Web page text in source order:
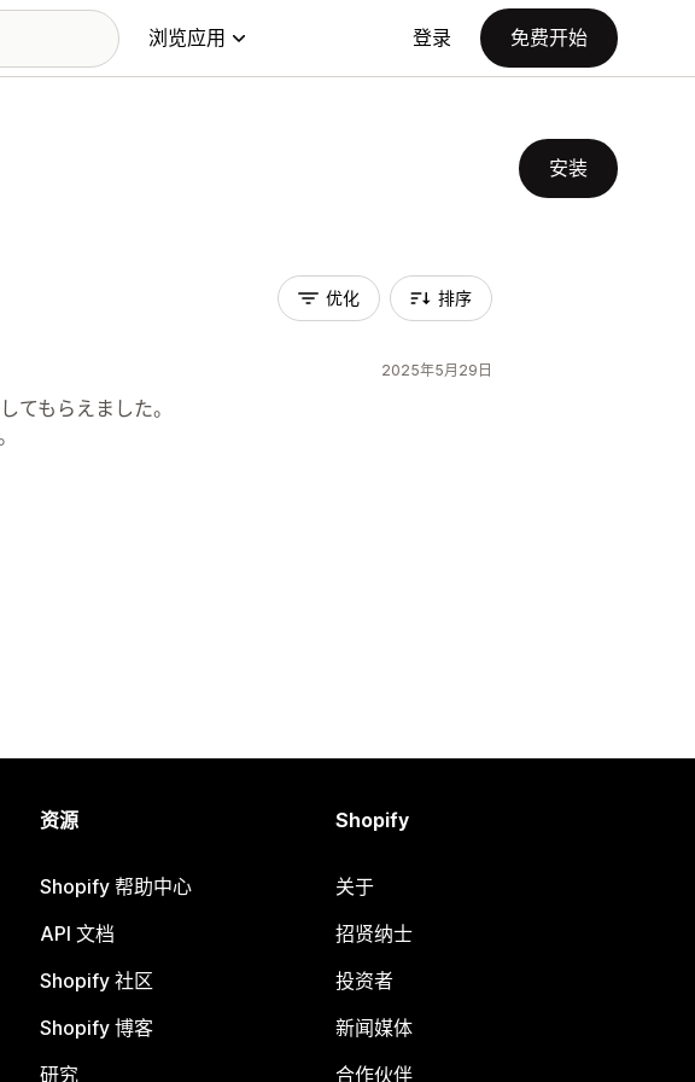
浏览应用 登录 免费开始
安装
优化 排序
2025年5月29日
てもらえました。
资源
Shopify 帮助中心
API 文档
Shopify 社区
Shopify 博客
研究
Shopify
关于
招贤纳士
投资者
新闻媒体
合作伙伴